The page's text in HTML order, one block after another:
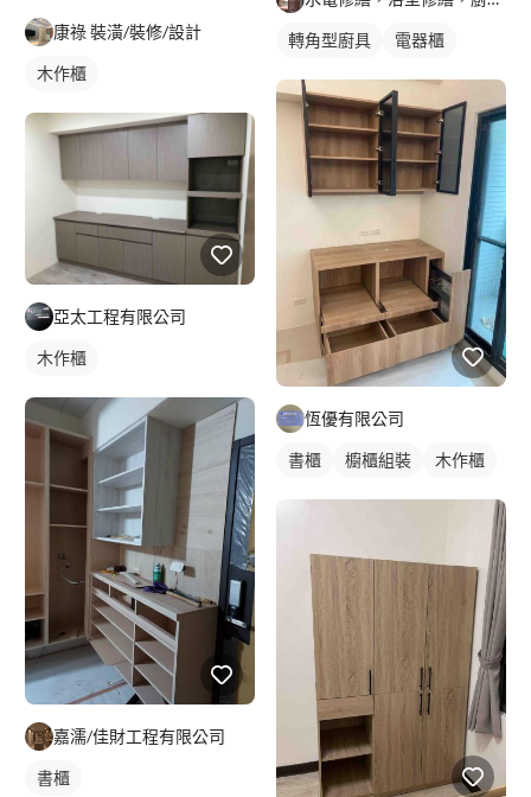
康祿 裝潢/裝修/設計
木作櫃
亞太工程有限公司
木作櫃
嘉濡/佳財工程有限公司
書櫃
轉角型廚具 電器櫃
恆優有限公司
書櫃 櫥櫃組裝 木作櫃